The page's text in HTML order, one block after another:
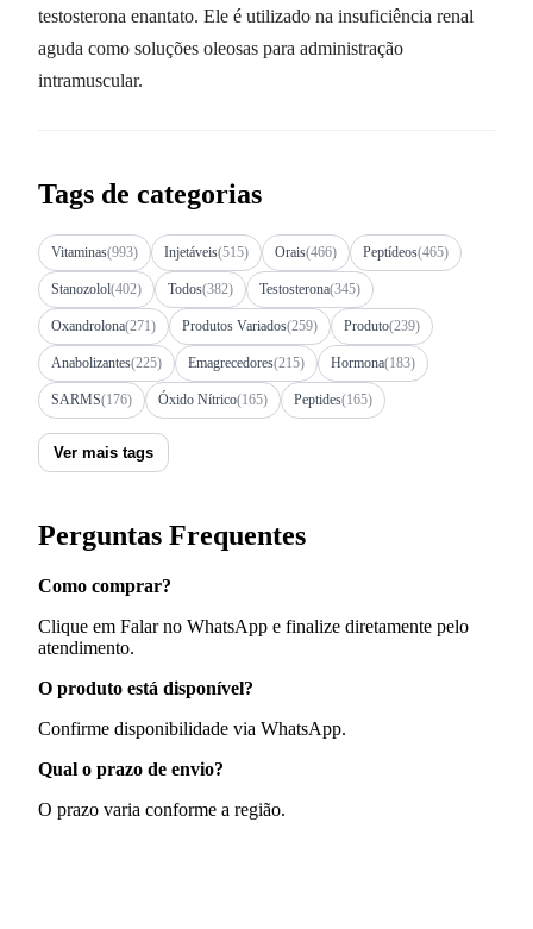
testosterona enantato. Ele é utilizado na insuficiência renal
aguda como soluções oleosas para administração
intramuscular.
Tags de categorias
Vitaminas(993) Injetáveis(515) Orais(466) Peptídeos(465)
Stanozolol(402) Todos(382) Testosterona(345)
Oxandrolona(271) Produtos Variados(259) Produto(239)
Anabolizantes(225) Emagrecedores(215) Hormona(183)
SARMS(176) Óxido Nítrico(165) Peptides(165)
Ver mais tags
Perguntas Frequentes
Como comprar?
Clique em Falar no WhatsApp e finalize diretamente pelo
atendimento.
O produto está disponível?
Confirme disponibilidade via WhatsApp.
Qual o prazo de envio?
O prazo varia conforme a região.